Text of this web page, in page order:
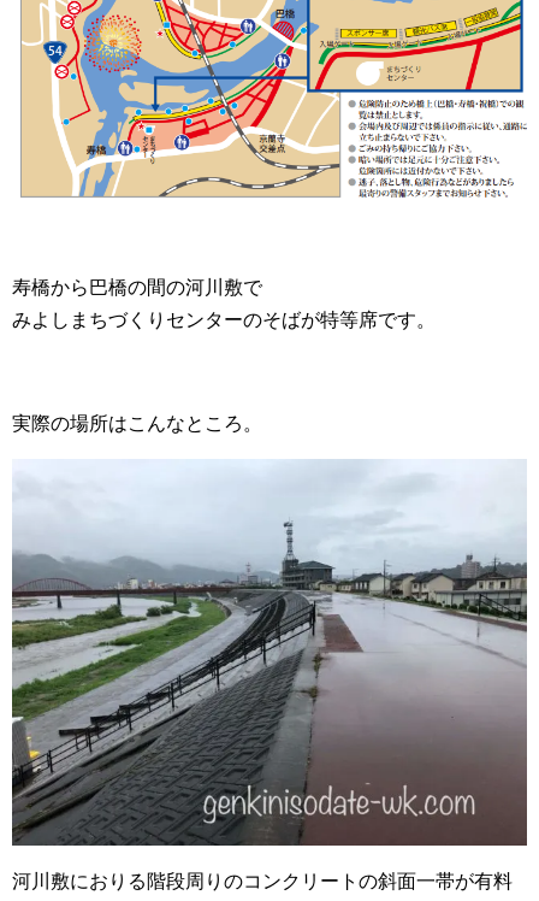
寿橋から巴橋の間の河川敷で
みよしまちづくりセンターのそばが特等席です。
実際の場所はこんなところ。
河川敷におりる階段周りのコンクリートの斜面一帯が有料